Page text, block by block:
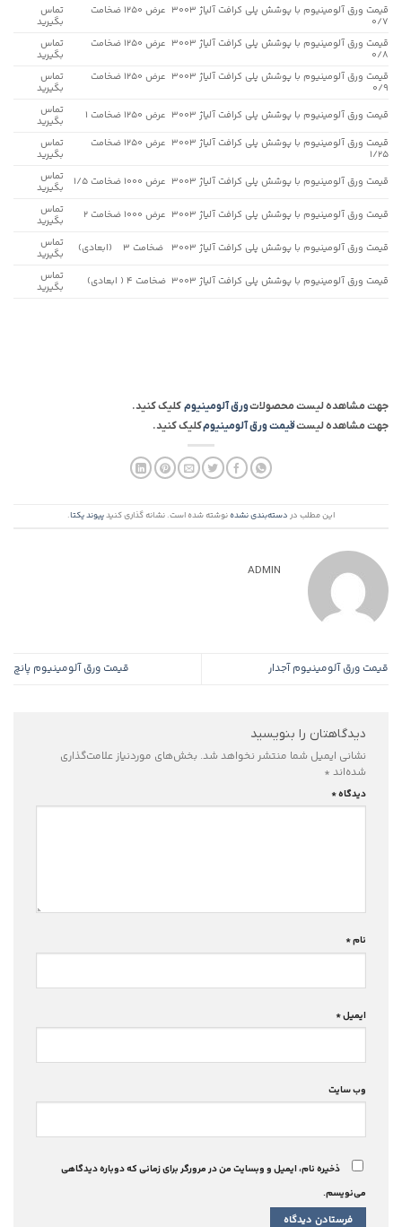
قیمت ورق آلومینیوم با پوشش پلی کرافت آلیاژ 3003 عرض 1250 ضخامت
0/7
تماس
بگیرید
قیمت ورق آلومینیوم با پوشش پلی کرافت آلیاژ 3003 عرض 1250 ضخامت
0/8
تماس
بگیرید
قیمت ورق آلومینیوم با پوشش پلی کرافت آلیاژ 3003 عرض 1250 ضخامت
0/9
تماس
بگیرید
قیمت ورق آلومینیوم با پوشش پلی کرافت آلیاژ 3003 عرض 1250 ضخامت 1
تماس
بگیرید
قیمت ورق آلومینیوم با پوشش پلی کرافت آلیاژ 3003 عرض 1250 ضخامت
1/25
تماس
بگیرید
قیمت ورق آلومینیوم با پوشش پلی کرافت آلیاژ 3003 عرض 1000 ضخامت 1/5
تماس
بگیرید
قیمت ورق آلومینیوم با پوشش پلی کرافت آلیاژ 3003 عرض 1000 ضخامت 2
تماس
بگیرید
قیمت ورق آلومینیوم با پوشش پلی کرافت آلیاژ 3003 ضخامت 3 (ابعادی)
تماس
بگیرید
قیمت ورق آلومینیوم با پوشش پلی کرافت آلیاژ 3003 ضخامت 4 ( ابعادی)
تماس
بگیرید
جهت مشاهده لیست محصولاتورق آلومینیومکلیک کنید.
جهت مشاهده لیستقیمت ورق آلومینیومکلیک کنید.
این مطلب در دسته‌بندی نشدهنوشته شده است. نشانه گذاری کنیدپیوند یکتا.
ADMIN
قیمت ورق آلومینیوم آجدار قیمت ورق آلومینیوم پانچ
دیدگاهتان را بنویسید
نشانی ایمیل شما منتشر نخواهد شد. بخش‌های موردنیاز علامت‌گذاری
شده‌اند *
دیدگاه*
نام*
ایمیل*
وب‌ سایت
ذخیره نام، ایمیل و وبسایت من در مرورگر برای زمانی که دوباره دیدگاهی
می‌نویسم.